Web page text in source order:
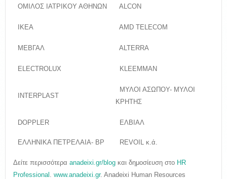
 ΟΜΙΛΟΣ ΙΑΤΡΙΚΟΥ ΑΘΗΝΩΝ  ΑLCON
 IKEA  AMD TELECOM
 ΜΕΒΓΑΛ  ALTERRA
 ELECTROLUX  KLEEMMAN
 ΙΝΤΕRPLAST
 ΜΥΛΟΙ ΑΣΩΠΟΥ- ΜΥΛΟΙ
ΚΡΗΤΗΣ
 DOPPLER
 ΕΛΛΗΝΙΚΑ ΠΕΤΡΕΛΑΙΑ- BP
 ΕΛΒΙΑΛ
 REVOIL κ.ά.
Δείτε περισσότερα anadeixi.gr/blog και δημοσίευση στο HR
Professional . www.anadeixi.gr. Anadeixi Human Resources